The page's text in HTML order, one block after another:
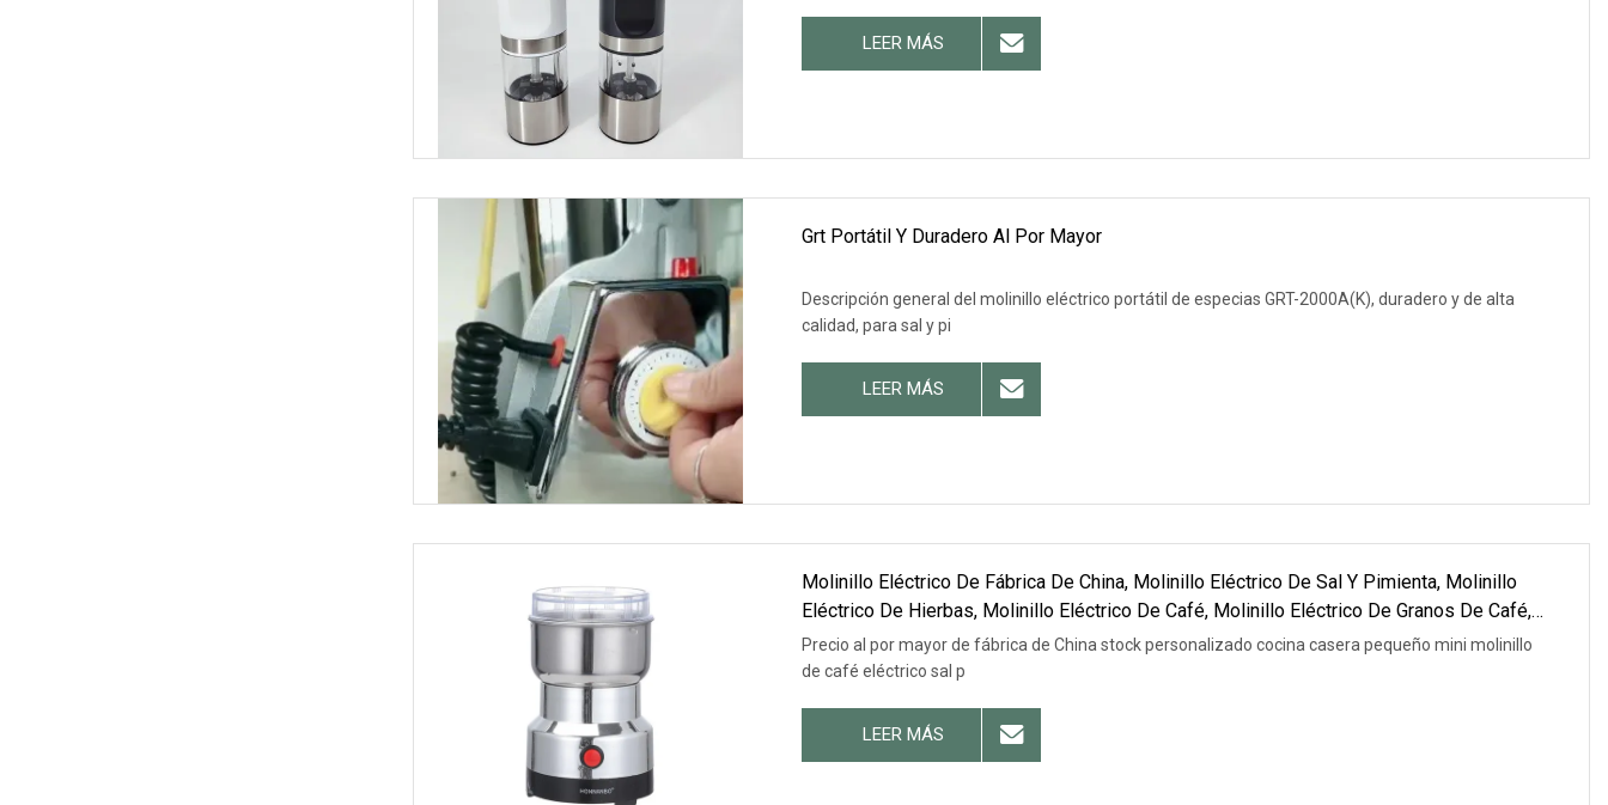
LEER MÁS
Grt Portátil Y Duradero Al Por Mayor
Descripción general del molinillo eléctrico portátil de especias GRT-2000A(K), duradero y de alta
calidad, para sal y pi
LEER MÁS
Molinillo Eléctrico De Fábrica De China, Molinillo Eléctrico De Sal Y Pimienta, Molinillo
Eléctrico De Hierbas, Molinillo Eléctrico De Café, Molinillo Eléctrico De Granos De Café,
Precio Al Por Mayor
Precio al por mayor de fábrica de China stock personalizado cocina casera pequeño mini molinillo
de café eléctrico sal p
LEER MÁS